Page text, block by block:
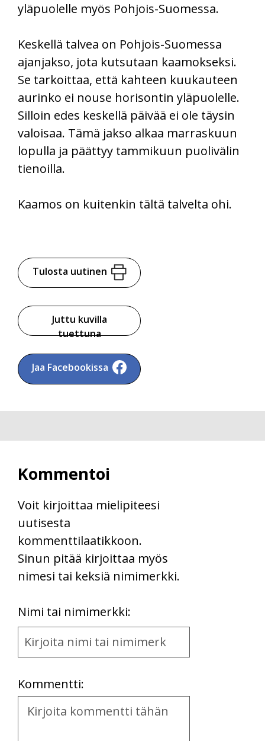
yläpuolelle myös Pohjois-Suomessa.
Keskellä talvea on Pohjois-Suomessa
ajanjakso, jota kutsutaan kaamokseksi.
Se tarkoittaa, että kahteen kuukauteen
aurinko ei nouse horisontin yläpuolelle.
Silloin edes keskellä päivää ei ole täysin
valoisaa. Tämä jakso alkaa marraskuun
lopulla ja päättyy tammikuun puolivälin
tienoilla.
Kaamos on kuitenkin tältä talvelta ohi.
Tulosta uutinen
Juttu kuvilla
tuettuna
Jaa Facebookissa
Kommentoi
Voit kirjoittaa mielipiteesi
uutisesta
kommenttilaatikkoon.
Sinun pitää kirjoittaa myös
nimesi tai keksiä nimimerkki.
Nimi tai nimimerkki:
Name
and
Kommentti:
Kommentti